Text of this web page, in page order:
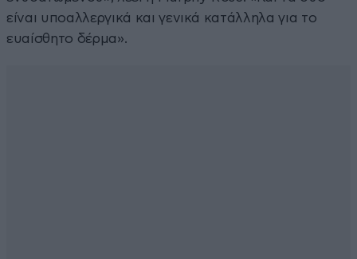
είναι υποαλλεργικά και γενικά κατάλληλα για το
ευαίσθητο δέρμα».